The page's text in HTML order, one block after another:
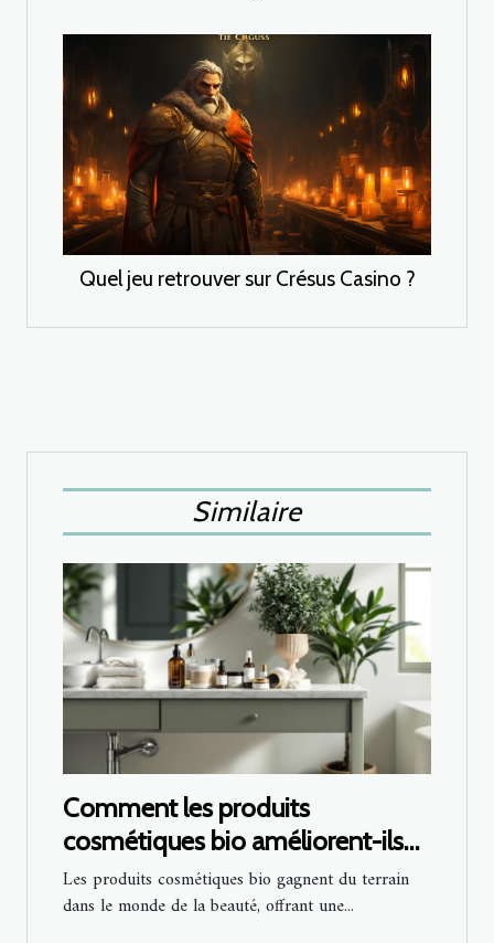
Quel jeu retrouver sur Crésus Casino ?
Similaire
Comment les produits
cosmétiques bio améliorent-ils
votre routine quotidienne ?
Les produits cosmétiques bio gagnent du terrain
dans le monde de la beauté, offrant une...